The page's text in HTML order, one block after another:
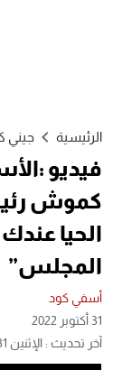
الرئيسية جيني
فيديو
كموش
الحيا
المجلس”
أسفي كود
31 أكتوبر 2022
آخر تحديث : الإثنين 31 أكتوبر 2022 - 6:29 مساءً